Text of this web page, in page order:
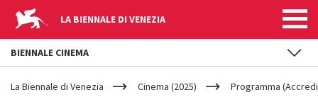
LA BIENNALE DI VENEZIA
YOUR
ARE
La Biennale di Venezia Cinema (2025) Programma
BIENNALE CINEMA